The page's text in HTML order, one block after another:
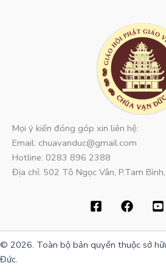
Mọi ý kiến đóng góp xin liên hệ:
Email: chuavanduc@gmail.com
Hotline: 0283 896 2388
Địa chỉ: 502 Tô Ngọc Vân, P.Tam
© 2026. Toàn bộ bản quyền thuộc sở
Đức.